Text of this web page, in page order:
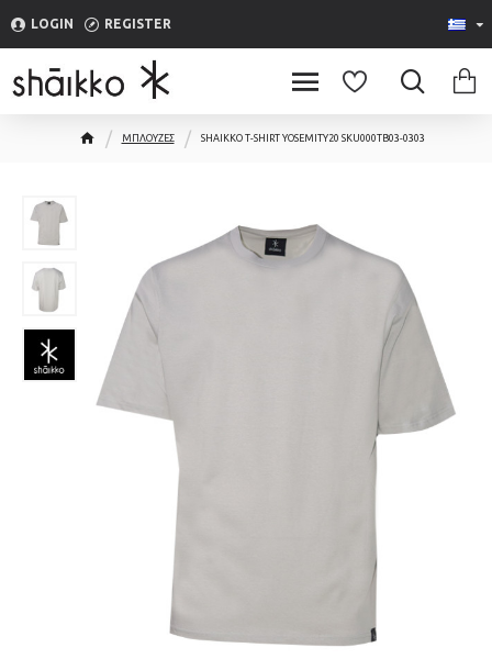
LOGIN REGISTER
ΜΠΛΟΥΖΕΣ SHAIKKO T-SHIRT YOSEMITY20 SKU000TB03-0303